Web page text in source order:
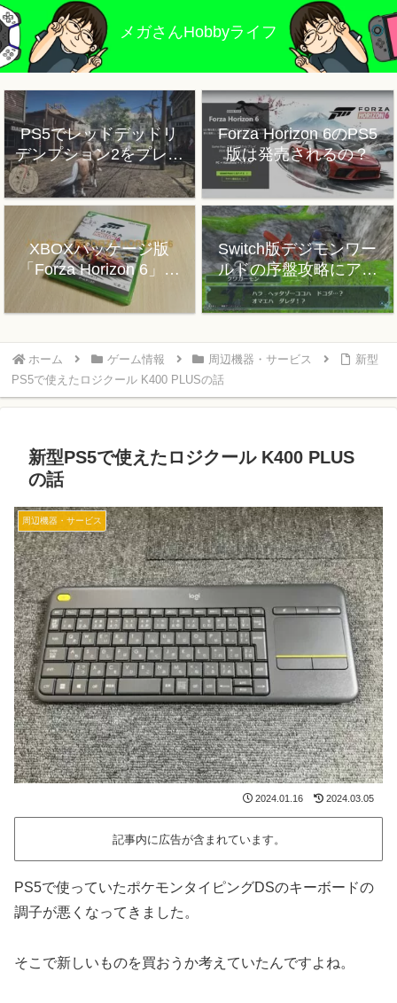
メガさんHobbyライフ
PS5でレッドデッドリ
デンプション2をプレイ
した感想
Forza Horizon 6のPS5
版は発売されるの？
XBOXパッケージ版
「Forza Horizon 6」プ
レイレビュー
Switch版デジモンワー
ルドの序盤攻略にアド
バイス
ホーム ゲーム情報 周辺機器・サービス
新型
PS5で使えたロジクール K400 PLUSの話
新型PS5で使えたロジクール K400 PLUS
の話
周辺機器・サービス
2024.01.16 2024.03.05
記事内に広告が含まれています。
PS5で使っていたポケモンタイピングDSのキーボードの
調子が悪くなってきました。
そこで新しいものを買おうか考えていたんですよね。